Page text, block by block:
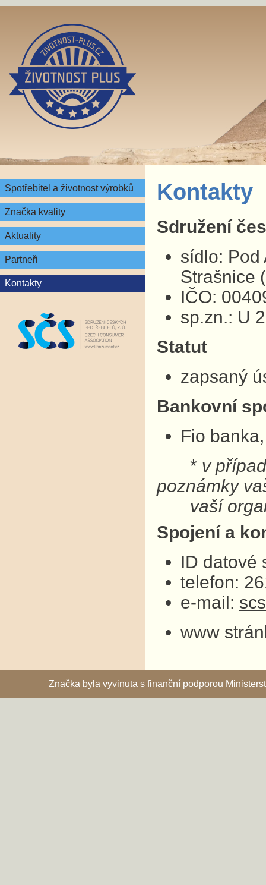
Spotřebitel a životnost výrobků
Značka kvality
Aktuality
Partneři
Kontakty
Kontakty
Sdružení
sídlo: Pod
Strašnice
IČO:
sp.zn.: U
Statut
zapsaný
Bankovní
Fio
* v
poznámky
vaší
Spojení a
ID datové
telefon:
e-mail:
www
Značka byla vyvinuta s finanční podporou